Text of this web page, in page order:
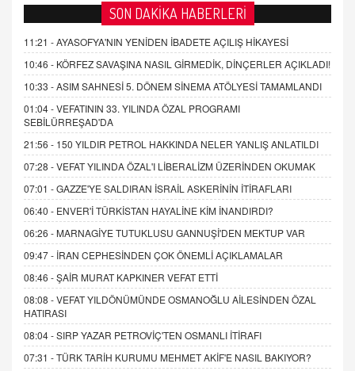
SON DAKİKA HABERLERİ
11:21 -AYASOFYA'NIN YENİDEN İBADETE AÇILIŞ HİKAYESİ
10:46 - KÖRFEZ SAVAŞINA NASIL GİRMEDİK, DİNÇERLER AÇIKLADI!
10:33 -ASIM SAHNESİ 5. DÖNEM SİNEMA ATÖLYESİ TAMAMLANDI
01:04 -VEFATININ 33. YILINDA ÖZAL PROGRAMI
SEBİLÜRREŞAD'DA
21:56 - 150 YILDIR PETROL HAKKINDA NELER YANLIŞ ANLATILDI
07:28 -VEFAT YILINDA ÖZAL'I LİBERALİZM ÜZERİNDEN OKUMAK
07:01 -GAZZE'YE SALDIRAN İSRAİL ASKERİNİN İTİRAFLARI
06:40 - ENVER'İ TÜRKİSTAN HAYALİNE KİM İNANDIRDI?
06:26 - MARNAGİYE TUTUKLUSU GANNUŞİ'DEN MEKTUP VAR
09:47 - İRAN CEPHESİNDEN ÇOK ÖNEMLİ AÇIKLAMALAR
08:46 -ŞAİR MURAT KAPKINER VEFAT ETTİ
08:08 -VEFAT YILDÖNÜMÜNDE OSMANOĞLU AİLESİNDEN ÖZAL
HATIRASI
08:04 -SIRP YAZAR PETROVİÇ'TEN OSMANLI İTİRAFI
07:31 -TÜRK TARİH KURUMU MEHMET AKİF'E NASIL BAKIYOR?